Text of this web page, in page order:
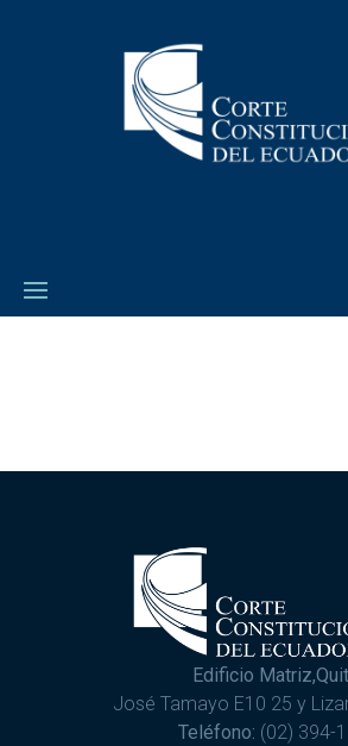
Edificio
José Tamayo E10 25 y
Teléfono: (02) 394-